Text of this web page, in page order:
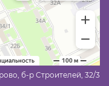
б-р Строителей, 32/3